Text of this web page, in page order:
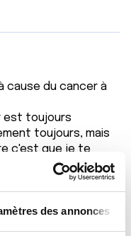
des annonces
cause du cancer à
est toujours
toujours, mais
c'est que je te
changé niveau
accepter tel que
comprendre. Ne te
et reviendrons